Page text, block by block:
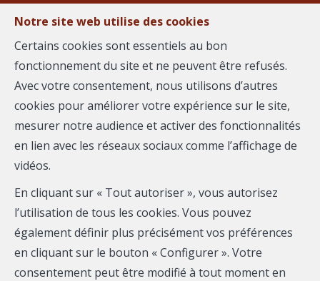
Estimer votre
bien
Plus que quelques instants avant de vous communiquer
votre estimation. Merci de compléter le formulaire :
Notre site web utilise des cookies
Certains cookies sont essentiels au bon
fonctionnement du site et ne peuvent être refusés.
Avec votre consentement, nous utilisons d’autres
cookies pour améliorer votre expérience sur le site,
mesurer notre audience et activer des fonctionnalités
en lien avec les réseaux sociaux comme l’affichage de
vidéos.
En cliquant sur « Tout autoriser », vous autorisez
l’utilisation de tous les cookies. Vous pouvez
également définir plus précisément vos préférences
en cliquant sur le bouton « Configurer ». Votre
consentement peut être modifié à tout moment en